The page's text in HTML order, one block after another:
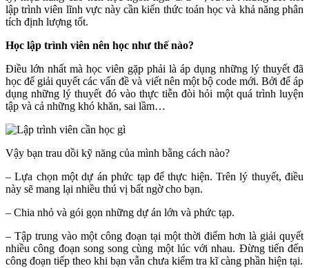
lập trình viên lĩnh vực này cần kiến thức toán học và khả năng phân
tích định lượng tốt.
Học lập trình viên nên học như thế nào?
Điều lớn nhất mà học viên gặp phải là áp dụng những lý thuyết đã
học để giải quyết các vấn đề và viết nên một bộ code mới. Bởi để áp
dụng những lý thuyết đó vào thực tiễn đòi hỏi một quá trình luyện
tập và cả những khó khăn, sai lầm…
Vậy bạn trau dồi kỹ năng của mình bằng cách nào?
– Lựa chọn một dự án phức tạp để thực hiện. Trên lý thuyết, điều
này sẽ mang lại nhiều thú vị bất ngờ cho bạn.
– Chia nhỏ và gói gọn những dự án lớn và phức tạp.
– Tập trung vào một công đoạn tại một thời điểm hơn là giải quyết
nhiều công đoạn song song cùng một lúc với nhau. Đừng tiến đến
công đoạn tiếp theo khi bạn vẫn chưa kiểm tra kĩ càng phần hiện tại.